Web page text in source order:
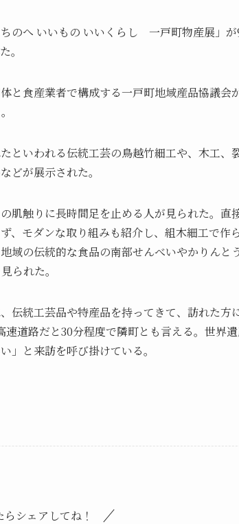
のへ いいもの いいくらし 一戸町物産展」が
。
と食産業者で構成する一戸町地域産品協議会
といわれる伝統工芸の鳥越竹細工や、木工、
どが展示された。
肌触りに長時間足を止める人が見られた。直
、モダンな取り組みも紹介し、組木細工で作
域の伝統的な食品の南部せんべいやかりんと
られた。
伝統工芸品や特産品を持ってきて、訪れた方
道路だと30分程度で隣町とも言える。世界
」と来訪を呼び掛けている。
らシェアしてね！